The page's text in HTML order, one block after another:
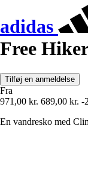
adidas
Free
Tilføj en anmeldelse
Fra
971,00 kr. 689,00 kr. -
En vandresko med